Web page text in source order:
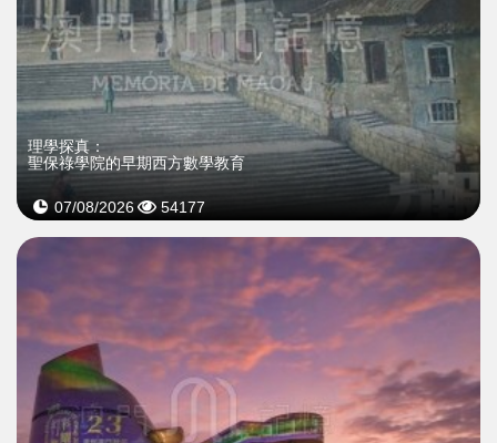
理學探真：
聖保祿學院的早期西方數學教育
07/08/2026 54177